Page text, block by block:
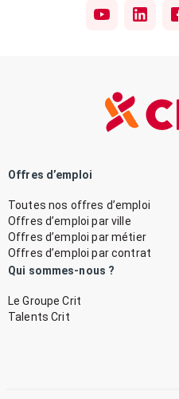
Offres d’emploi
Toutes nos offres d’emploi
Offres d’emploi par ville
Offres d’emploi par métier
Offres d’emploi par contrat
Qui sommes-nous ?
Le Groupe Crit
Talents Crit